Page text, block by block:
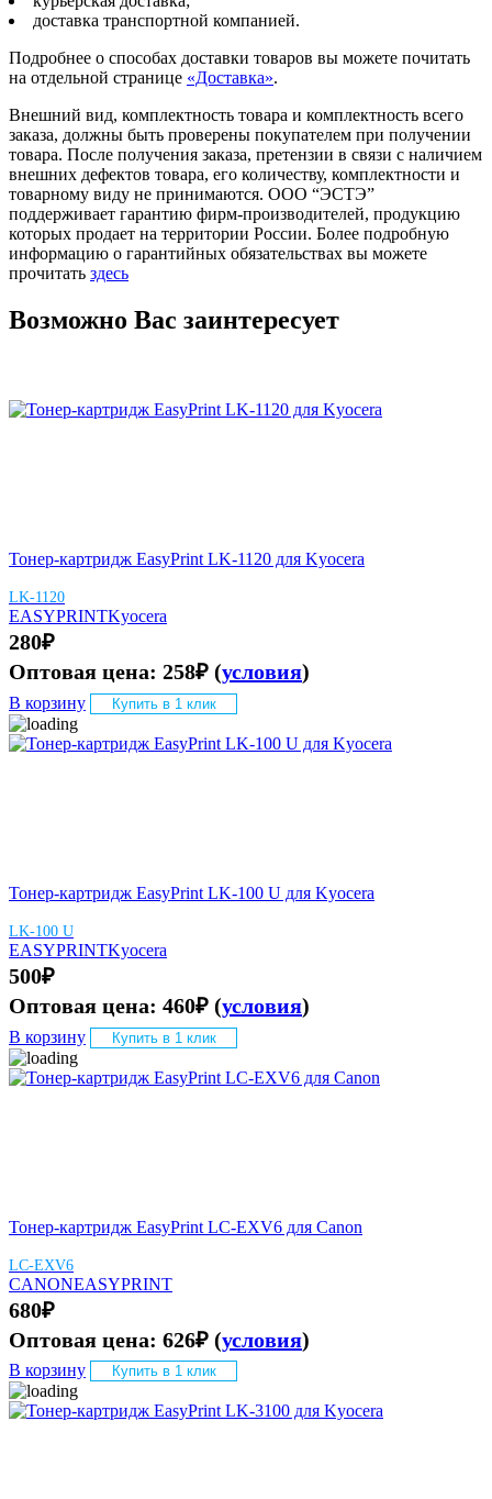
доставка транспортной компанией.
Подробнее о способах доставки товаров вы можете почитать
на отдельной странице «Доставка».
Внешний вид, комплектность товара и комплектность всего
заказа, должны быть проверены покупателем при получении
товара. После получения заказа, претензии в связи с наличием
внешних дефектов товара, его количеству, комплектности и
товарному виду не принимаются. ООО “ЭСТЭ”
поддерживает гарантию фирм-производителей, продукцию
которых продает на территории России. Более подробную
информацию о гарантийных обязательствах вы можете
прочитать здесь
Возможно Вас заинтересует
Тонер-картридж EasyPrint LK-1120 для Kyocera
LK-1120
EASYPRINTKyocera
280₽
Оптовая цена: 258₽ (условия)
В корзину Купить в 1 клик
Тонер-картридж EasyPrint LK-100 U для Kyocera
LK-100 U
EASYPRINTKyocera
500₽
Оптовая цена: 460₽ (условия)
В корзину Купить в 1 клик
Тонер-картридж EasyPrint LC-EXV6 для Canon
LC-EXV6
CANONEASYPRINT
680₽
Оптовая цена: 626₽ (условия)
В корзину Купить в 1 клик